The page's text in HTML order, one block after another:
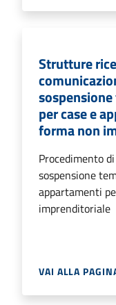
Strutture
per case e
forma non
Procedimento
sospensione
appartamenti
imprenditoriale
VAI ALLA